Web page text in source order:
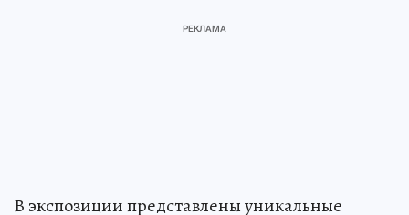
В экспозиции представлены уникальные